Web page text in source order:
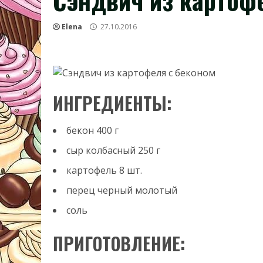
Elena 27.10.2016
ИНГРЕДИЕНТЫ:
бекон 400 г
сыр колбасный 250 г
картофель 8 шт.
перец черный молотый
соль
ПРИГОТОВЛЕНИЕ: